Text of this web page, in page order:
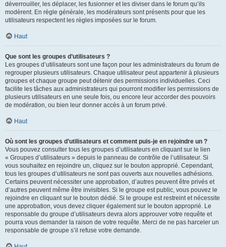
déverrouiller, les déplacer, les fusionner et les diviser dans le forum qu’ils
modèrent. En règle générale, les modérateurs sont présents pour que les
utilisateurs respectent les règles imposées sur le forum.
Haut
Que sont les groupes d’utilisateurs ?
Les groupes d’utilisateurs sont une façon pour les administrateurs du forum de
regrouper plusieurs utilisateurs. Chaque utilisateur peut appartenir à plusieurs
groupes et chaque groupe peut détenir des permissions individuelles. Ceci
facilite les tâches aux administrateurs qui pourront modifier les permissions de
plusieurs utilisateurs en une seule fois, ou encore leur accorder des pouvoirs
de modération, ou bien leur donner accès à un forum privé.
Haut
Où sont les groupes d’utilisateurs et comment puis-je en rejoindre un ?
Vous pouvez consulter tous les groupes d’utilisateurs en cliquant sur le lien
« Groupes d’utilisateurs » depuis le panneau de contrôle de l’utilisateur. Si
vous souhaitez en rejoindre un, cliquez sur le bouton approprié. Cependant,
tous les groupes d’utilisateurs ne sont pas ouverts aux nouvelles adhésions.
Certains peuvent nécessiter une approbation, d’autres peuvent être privés et
d’autres peuvent même être invisibles. Si le groupe est public, vous pouvez le
rejoindre en cliquant sur le bouton dédié. Si le groupe est restreint et nécessite
une approbation, vous devez cliquer également sur le bouton approprié. Le
responsable du groupe d’utilisateurs devra alors approuver votre requête et
pourra vous demander la raison de votre requête. Merci de ne pas harceler un
responsable de groupe s’il refuse votre demande.